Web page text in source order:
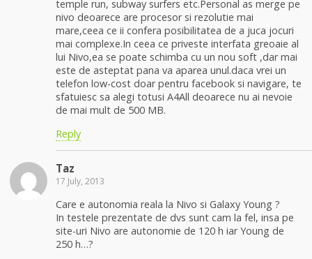
temple run, subway surfers etc.Personal as merge pe
nivo deoarece are procesor si rezolutie mai
mare,ceea ce ii confera posibilitatea de a juca jocuri
mai complexe.In ceea ce priveste interfata greoaie al
lui Nivo,ea se poate schimba cu un nou soft ,dar mai
este de asteptat pana va aparea unul.daca vrei un
telefon low-cost doar pentru facebook si navigare, te
sfatuiesc sa alegi totusi A4All deoarece nu ai nevoie
de mai mult de 500 MB.
Reply
Taz
17 July, 2013
Care e autonomia reala la Nivo si Galaxy Young ?
In testele prezentate de dvs sunt cam la fel, insa pe
site-uri Nivo are autonomie de 120 h iar Young de
250 h…?